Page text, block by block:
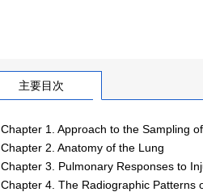
主要目次
Chapter 1. Approach to the Sampling
Chapter 2. Anatomy of the Lung
Chapter 3. Pulmonary Responses to
Chapter 4. The Radiographic Patterns